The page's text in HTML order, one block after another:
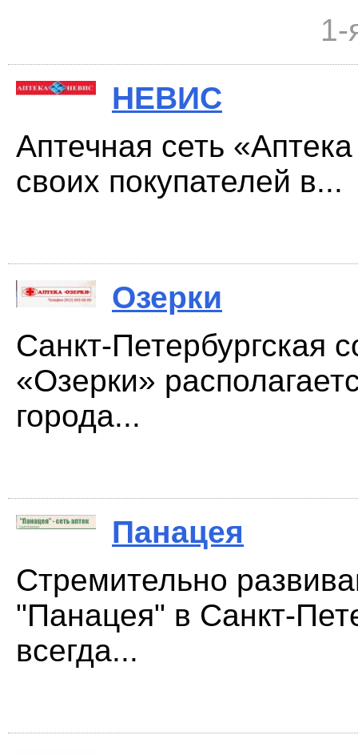
1-
НЕВИС
Аптечная сеть
своих покупателей в...
Озерки
Санкт-Петербургская
«Озерки»
города...
Панацея
Стремительно
"Панацея" в Санкт-
всегда...